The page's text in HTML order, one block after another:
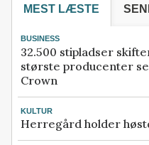
MEST LÆSTE
BUSINESS
32.500 stipladser
største producenter
Crown
KULTUR
Herregård holder